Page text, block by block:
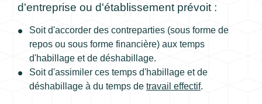
d'entreprise ou d'établissement prévoit :
Soit d'accorder des contreparties (sous forme de
repos ou sous forme financière) aux temps
d'habillage et de déshabillage.
Soit d'assimiler ces temps d'habillage et de
déshabillage à du temps de travail effectif.